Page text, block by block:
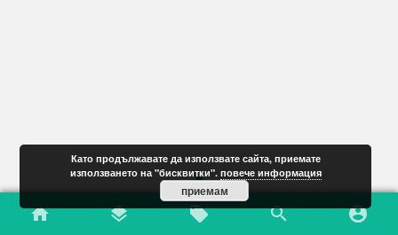
home layers local_offer search account_circle
Като продължавате да използвате сайта, приемате
използването на "бисквитки". повече информация
приемам